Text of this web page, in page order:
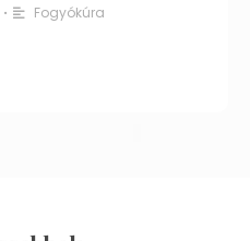
• Fogyókúra